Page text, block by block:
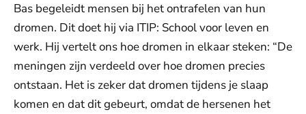
Bas begeleidt mensen bij het ontrafelen van hun
dromen. Dit doet hij via ITIP: School voor leven en
werk. Hij vertelt ons hoe dromen in elkaar steken: “De
meningen zijn verdeeld over hoe dromen precies
ontstaan. Het is zeker dat dromen tijdens je slaap
komen en dat dit gebeurt, omdat de hersenen het